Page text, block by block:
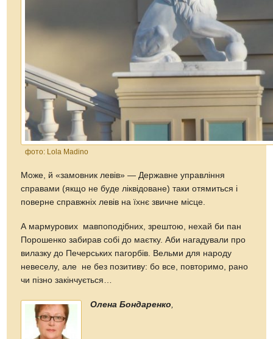
фото: Lola Madino
Може, й «замовник левів» — Державне управління
справами (якщо не буде ліквідоване) таки отямиться і
поверне справжніх левів на їхнє звичне місце.
А мармурових мавпоподібних, зрештою, нехай би пан
Порошенко забирав собі до маєтку. Аби нагадували про
вилазку до Печерських пагорбів. Вельми для народу
невеселу, але не без позитиву: бо все, повторимо, рано
чи пізно закінчується…
Олена Бондаренко,